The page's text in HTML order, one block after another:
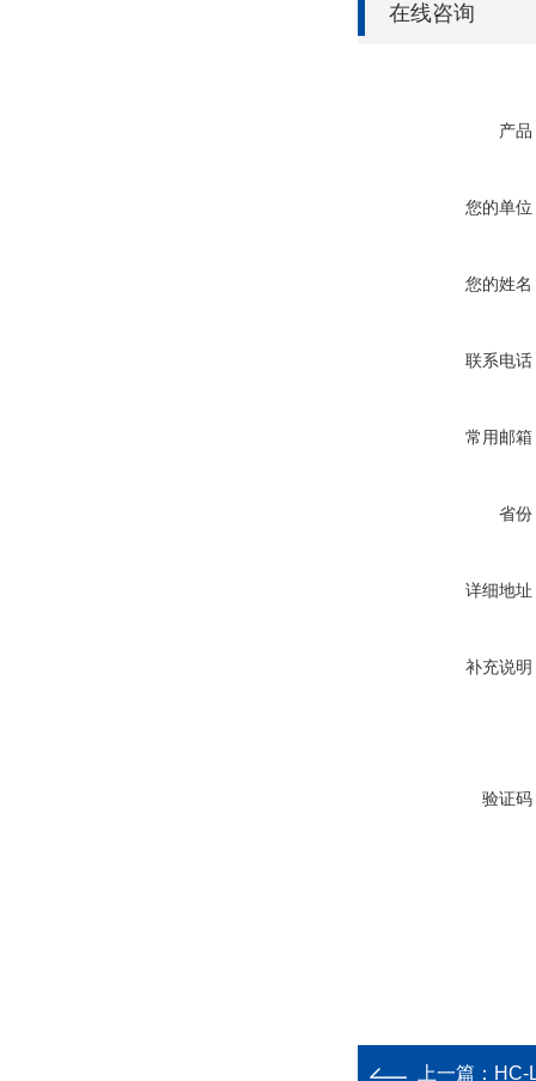
在线咨询
产品
您的单位
您的姓名
联系电话
常用邮箱
省份
详细地址
补充说明
验证码
上一篇： HC-